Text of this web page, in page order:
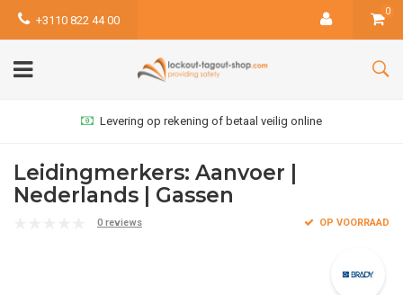
+3110 822 44 00
0
Levering op rekening of betaal veilig online
Leidingmerkers: Aanvoer |
Nederlands | Gassen
0 reviews OP VOORRAAD